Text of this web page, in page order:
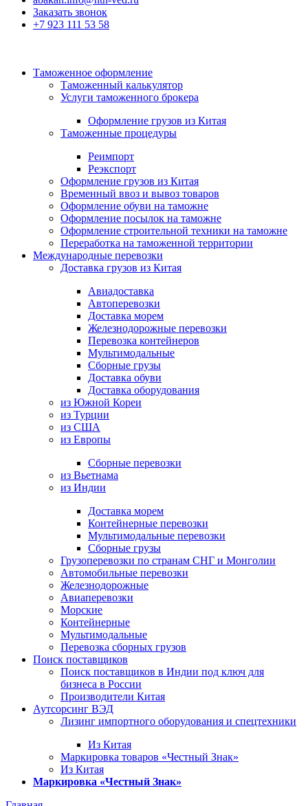
Заказать звонок
+7 923 111 53 58
Таможенное оформление
Таможенный калькулятор
Услуги таможенного брокера
Оформление грузов из Китая
Таможенные процедуры
Реимпорт
Реэкспорт
Оформление грузов из Китая
Временный ввоз и вывоз товаров
Оформление обуви на таможне
Оформление посылок на таможне
Оформление строительной техники на таможне
Переработка на таможенной территории
Международные перевозки
Доставка грузов из Китая
Авиадоставка
Автоперевозки
Доставка морем
Железнодорожные перевозки
Перевозка контейнеров
Мультимодальные
Сборные грузы
Доставка обуви
Доставка оборудования
из Южной Кореи
из Турции
из США
из Европы
Сборные перевозки
из Вьетнама
из Индии
Доставка морем
Контейнерные перевозки
Мультимодальные перевозки
Сборные грузы
Грузоперевозки по странам СНГ и Монголии
Автомобильные перевозки
Железнодорожные
Авиаперевозки
Морские
Контейнерные
Мультимодальные
Перевозка сборных грузов
Поиск поставщиков
Поиск поставщиков в Индии под ключ для
бизнеса в России
Производители Китая
Аутсорсинг ВЭД
Лизинг импортного оборудования и спецтехники
Из Китая
Маркировка товаров «Честный Знак»
Из Китая
Маркировка «Честный Знак»